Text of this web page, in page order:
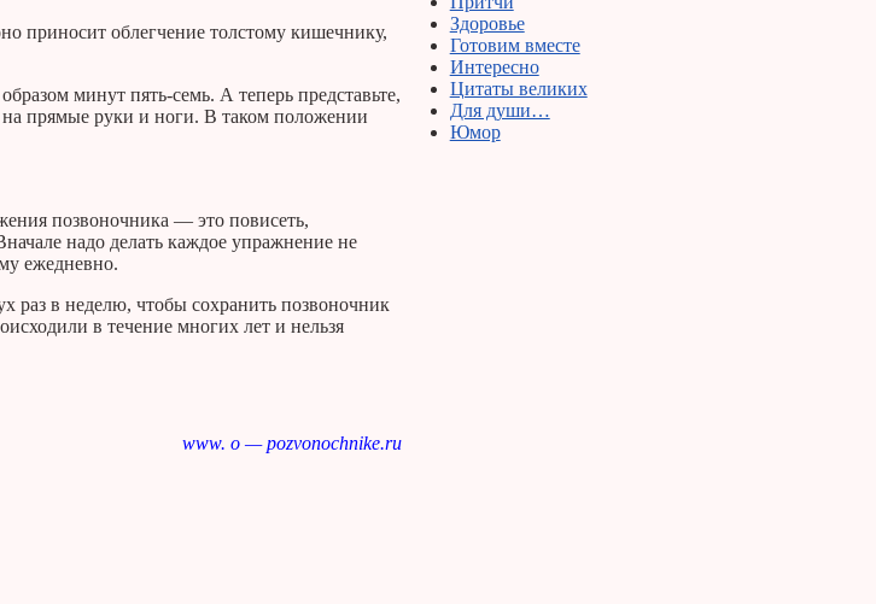
приносит облегчение толстому кишечнику,
минут пять-семь. А теперь представьте,
прямые руки и ноги. В таком положении
позвоночника — это повисеть,
надо делать каждое упражнение не
ежедневно.
раз в неделю, чтобы сохранить позвоночник
в течение многих лет и нельзя
www. o — pozvonochnike.ru
Здоровье
Готовим вместе
Интересно
Цитаты великих
Для души…
Юмор